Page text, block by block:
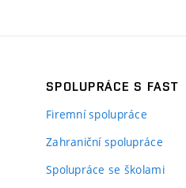
SPOLUPRÁCE S FAST
Firemní spolupráce
Zahraniční spolupráce
Spolupráce se školami